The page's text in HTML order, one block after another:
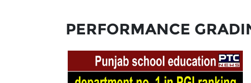
PERFORMANCE